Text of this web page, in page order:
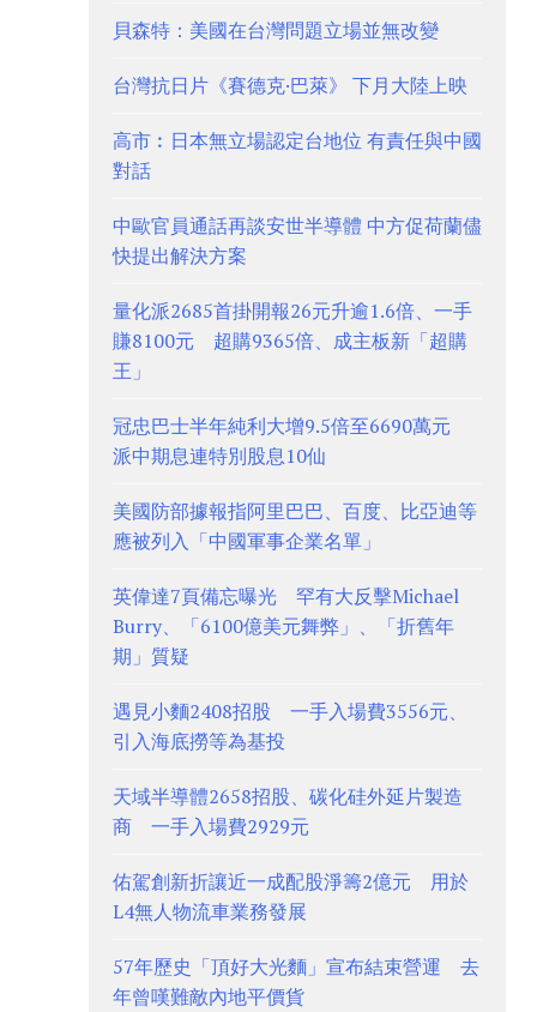
貝森特：美國在台灣問題立場並無改變
台灣抗日片《賽德克·巴萊》 下月大陸上映
高市︰日本無立場認定台地位 有責任與中國
對話
中歐官員通話再談安世半導體 中方促荷蘭儘
快提出解決方案
量化派2685首掛開報26元升逾1.6倍、一手
賺8100元 超購9365倍、成主板新「超購
王」
冠忠巴士半年純利大增9.5倍至6690萬元
派中期息連特別股息10仙
美國防部據報指阿里巴巴、百度、比亞迪等
應被列入「中國軍事企業名單」
英偉達7頁備忘曝光 罕有大反擊Michael
Burry、「6100億美元舞弊」、「折舊年
期」質疑
遇見小麵2408招股 一手入場費3556元、
引入海底撈等為基投
天域半導體2658招股、碳化硅外延片製造
商 一手入場費2929元
佑駕創新折讓近一成配股淨籌2億元 用於
L4無人物流車業務發展
57年歷史「頂好大光麵」宣布結束營運 去
年曾嘆難敵內地平價貨